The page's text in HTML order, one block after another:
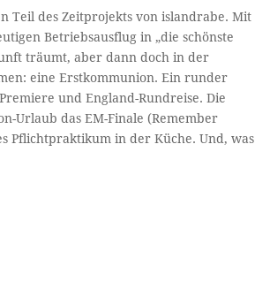
Teil des Zeitprojekts von islandrabe. Mit
Betriebsausflug in „die schönste
träumt, aber dann doch in der
eine Erstkommunion. Ein runder
und England-Rundreise. Die
Urlaub das EM-Finale (Remember
Pflichtpraktikum in der Küche. Und, was